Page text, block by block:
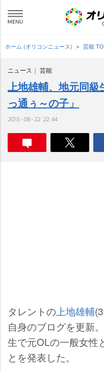
ホーム (オリコンニュース) 芸能
ニュース 芸能
上地雄輔、地元同
っ通ぅ～の子」
2015-08-22 22:44
タレントの 上地雄輔
自身のブログを更新
生で元OLの一般女性
とを発表した。